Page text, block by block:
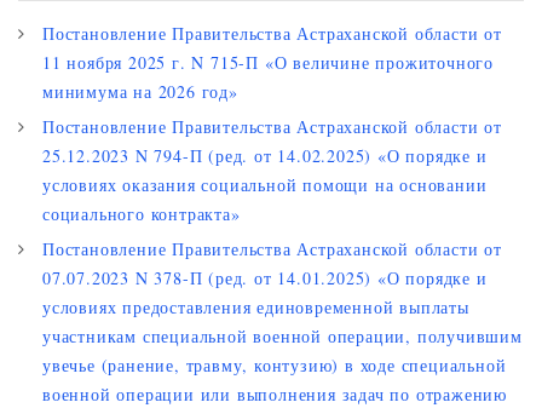
Постановление Правительства Астраханской области от
11 ноября 2025 г. N 715-П «О величине прожиточного
минимума на 2026 год»
Постановление Правительства Астраханской области от
25.12.2023 N 794-П (ред. от 14.02.2025) «О порядке и
условиях оказания социальной помощи на основании
социального контракта»
Постановление Правительства Астраханской области от
07.07.2023 N 378-П (ред. от 14.01.2025) «О порядке и
условиях предоставления единовременной выплаты
участникам специальной военной операции, получившим
увечье (ранение, травму, контузию) в ходе специальной
военной операции или выполнения задач по отражению